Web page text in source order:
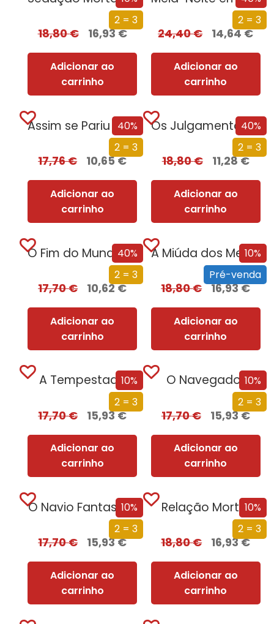
2 = 3
18,80€ 16,93€
Adicionar ao
carrinho
2 = 3
24,40€ 14,64€
Adicionar ao
carrinho
40%
2 = 3
Assim se Pariu o Brasil
17,76€ 10,65€
Adicionar ao
carrinho
40%
2 = 3
Os Julgamentos de Nuremberga
18,80€ 11,28€
Adicionar ao
carrinho
40%
2 = 3
O Fim do Mundo em Cuecas
17,70€ 10,62€
Adicionar ao
carrinho
10%
Pré-venda
A Miúda dos Meus Sonhos
18,80€ 16,93€
Adicionar ao
carrinho
10%
2 = 3
A Tempestade
17,70€ 15,93€
Adicionar ao
carrinho
10%
2 = 3
O Navegador
17,70€ 15,93€
Adicionar ao
carrinho
10%
2 = 3
O Navio Fantasma
17,70€ 15,93€
Adicionar ao
carrinho
10%
2 = 3
Relação Mortal
18,80€ 16,93€
Adicionar ao
carrinho